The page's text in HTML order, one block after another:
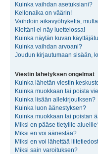
Kuinka vaihdan asetuksiani?
Kellonaika on väärin!
Vaihdoin aikavyöhykettä,
Kieltäni ei näy luettelossa!
Kuinka näytän kuvan
Kuinka vaihdan arvoani?
Joudun kirjautumaan sisään,
Viestin lähetyksen ongelmat
Kuinka lähetän viestin
Kuinka muokkaan tai poista
Kuinka lisään allekirjoutksen?
Kuinka luon äänestyksen?
Kuinka muokkaan tai poistan
Miksi en pääse tietyille
Miksi en voi äänestää?
Miksi en voi lähettää
Miksi sain varoituksen?